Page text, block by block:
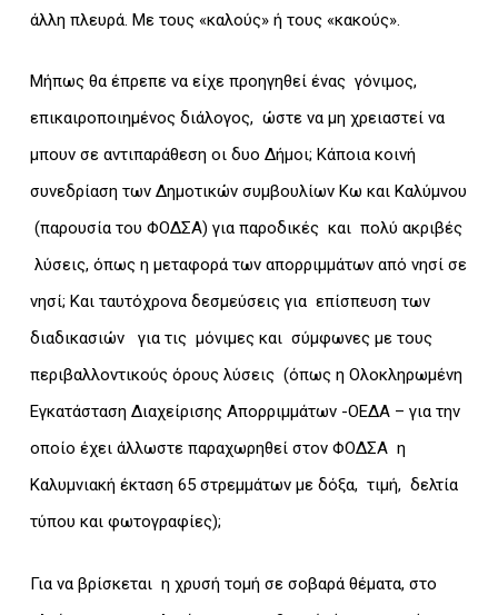
άλλη πλευρά. Με τους «καλούς» ή τους «κακούς».
Μήπως θα έπρεπε να είχε προηγηθεί ένας γόνιμος,
επικαιροποιημένος διάλογος, ώστε να μη χρειαστεί να
μπουν σε αντιπαράθεση οι δυο Δήμοι; Κάποια κοινή
συνεδρίαση των Δημοτικών συμβουλίων Κω και Καλύμνου
(παρουσία του ΦΟΔΣΑ) για παροδικές και πολύ ακριβές
λύσεις, όπως η μεταφορά των απορριμμάτων από νησί σε
νησί; Και ταυτόχρονα δεσμεύσεις για επίσπευση των
διαδικασιών για τις μόνιμες και σύμφωνες με τους
περιβαλλοντικούς όρους λύσεις (όπως η Ολοκληρωμένη
Εγκατάσταση Διαχείρισης Απορριμμάτων -ΟΕΔΑ – για την
οποίο έχει άλλωστε παραχωρηθεί στον ΦΟΔΣΑ η
Καλυμνιακή έκταση 65 στρεμμάτων με δόξα, τιμή, δελτία
τύπου και φωτογραφίες);
Για να βρίσκεται η χρυσή τομή σε σοβαρά θέματα, στο